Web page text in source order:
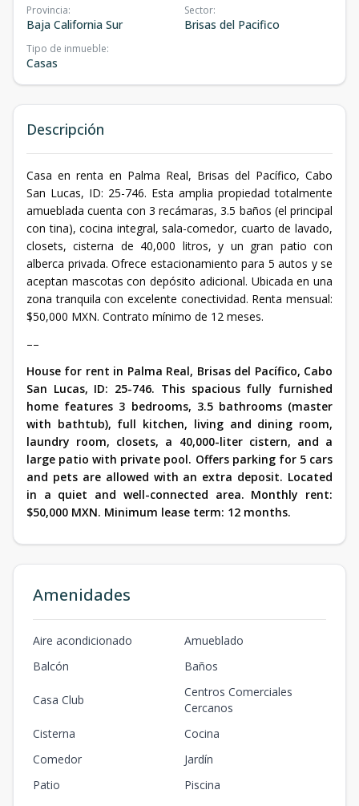
Provincia:
Baja California Sur
Sector:
Brisas del Pacifico
Tipo de inmueble:
Casas
Descripción
Casa en renta en Palma Real, Brisas del Pacífico, Cabo
San Lucas, ID: 25-746. Esta amplia propiedad totalmente
amueblada cuenta con 3 recámaras, 3.5 baños (el principal
con tina), cocina integral, sala-comedor, cuarto de lavado,
closets, cisterna de 40,000 litros, y un gran patio con
alberca privada. Ofrece estacionamiento para 5 autos y se
aceptan mascotas con depósito adicional. Ubicada en una
zona tranquila con excelente conectividad. Renta mensual:
$50,000 MXN. Contrato mínimo de 12 meses.
––
House for rent in Palma Real, Brisas del Pacífico, Cabo
San Lucas, ID: 25-746. This spacious fully furnished
home features 3 bedrooms, 3.5 bathrooms (master
with bathtub), full kitchen, living and dining room,
laundry room, closets, a 40,000-liter cistern, and a
large patio with private pool. Offers parking for 5 cars
and pets are allowed with an extra deposit. Located
in a quiet and well-connected area. Monthly rent:
$50,000 MXN. Minimum lease term: 12 months.
Amenidades
Aire acondicionado
Amueblado
Balcón
Baños
Casa Club
Centros Comerciales
Cercanos
Cisterna
Cocina
Comedor
Jardín
Patio
Piscina